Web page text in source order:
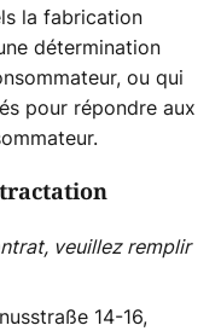
la fabrication
détermination
ou qui
pour répondre aux
veuillez remplir
14-16,